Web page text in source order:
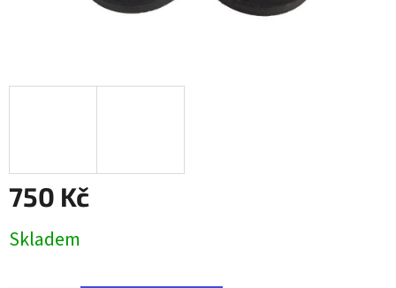
750 Kč
cena:
Skladem